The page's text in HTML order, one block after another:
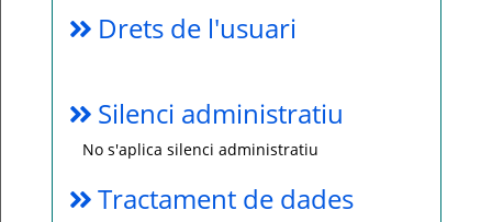
Drets de l'usuari
Silenci administratiu
No s'aplica silenci administratiu
Tractament de dades